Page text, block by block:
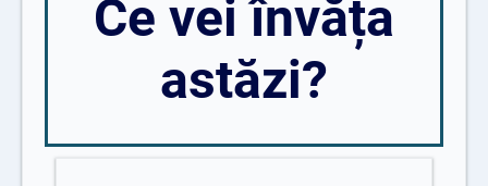
Ce vei învăța
astăzi?